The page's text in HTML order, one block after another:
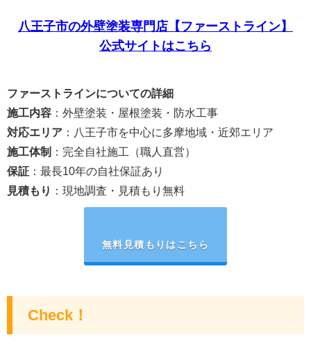
八王子市の外壁塗装専門店【ファーストライン】
公式サイトはこちら
ファーストラインについての詳細
施工内容 ：外壁塗装・屋根塗装・防水工事
対応エリア ：八王子市を中心に多摩地域・近郊エリア
施工体制
：完全自社施工（職人直営）
保証 ：最長10年の自社保証あり
見積もり
：現地調査・見積もり無料
無料見積もりはこちら
Check！